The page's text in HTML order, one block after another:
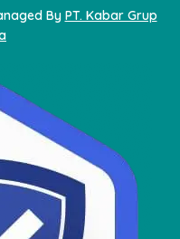
By PT. Kabar Grup